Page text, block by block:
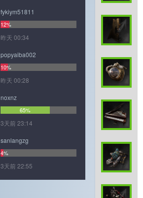
fykiym51811
12%
昨天 00:34
popyaiba002
10%
昨天 00:28
noxnz
65%
3天前 23:14
sanlangzg
4%
3天前 22:55